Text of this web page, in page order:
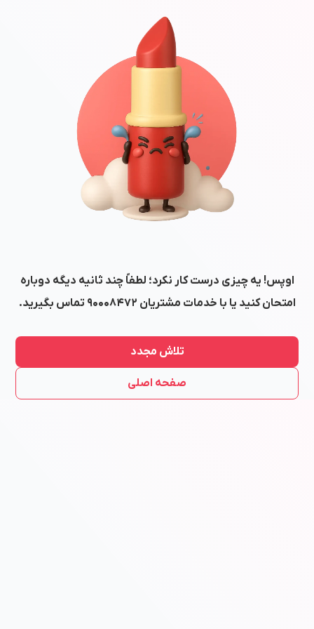
اوپس! یه چیزی درست کار نکرد؛ لطفاً چند ثانیه دیگه دوباره
امتحان کنید یا با خدمات مشتریان ۹۰۰۰۸۴۷۲ تماس بگیرید.
تلاش مجدد
صفحه اصلی